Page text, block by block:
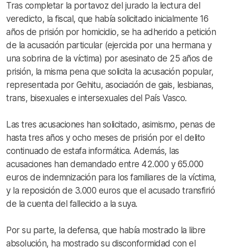
Tras completar la portavoz del jurado la lectura del
veredicto, la fiscal, que había solicitado inicialmente 16
años de prisión por homicidio, se ha adherido a petición
de la acusación particular (ejercida por una hermana y
una sobrina de la víctima) por asesinato de 25 años de
prisión, la misma pena que solicita la acusación popular,
representada por Gehitu, asociación de gais, lesbianas,
trans, bisexuales e intersexuales del País Vasco.
Las tres acusaciones han solicitado, asimismo, penas de
hasta tres años y ocho meses de prisión por el delito
continuado de estafa informática. Además, las
acusaciones han demandado entre 42.000 y 65.000
euros de indemnización para los familiares de la víctima,
y la reposición de 3.000 euros que el acusado transfirió
de la cuenta del fallecido a la suya.
Por su parte, la defensa, que había mostrado la libre
absolución, ha mostrado su disconformidad con el